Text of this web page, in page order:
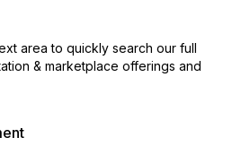
area to quickly search our full
& marketplace offerings and